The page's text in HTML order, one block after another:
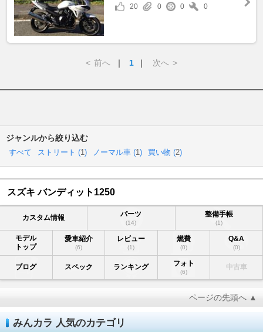
20 0 0 0
< 前へ ｜ 1 ｜ 次へ >
ジャンルから絞り込む
すべて ストリート (1) ノーマル車 (1) 買い物 (2)
スズキ バンディット1250
カスタム情報 パーツ
(14)
整備手帳
(1)
モデル
トップ
愛車紹介
(6)
レビュー
(1)
燃費
(0)
Q&A
(0)
ブログ スペック ランキング フォト
(6)
中古車
ページの先頭へ ▲
みんカラ 人気のカテゴリ